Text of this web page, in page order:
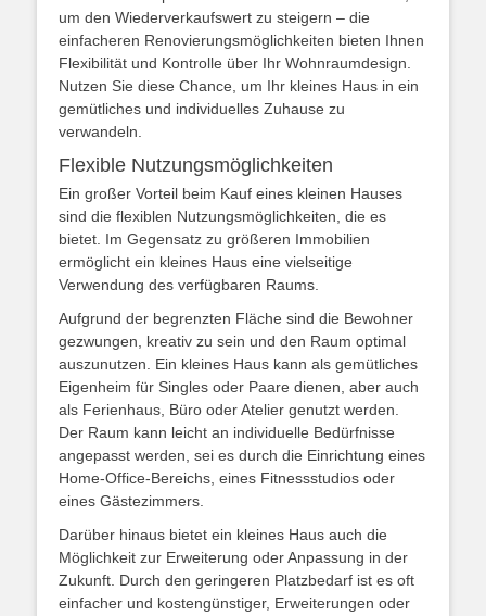
um den Wiederverkaufswert zu steigern – die
einfacheren Renovierungsmöglichkeiten bieten Ihnen
Flexibilität und Kontrolle über Ihr Wohnraumdesign.
Nutzen Sie diese Chance, um Ihr kleines Haus in ein
gemütliches und individuelles Zuhause zu
verwandeln.
Flexible Nutzungsmöglichkeiten
Ein großer Vorteil beim Kauf eines kleinen Hauses
sind die flexiblen Nutzungsmöglichkeiten, die es
bietet. Im Gegensatz zu größeren Immobilien
ermöglicht ein kleines Haus eine vielseitige
Verwendung des verfügbaren Raums.
Aufgrund der begrenzten Fläche sind die Bewohner
gezwungen, kreativ zu sein und den Raum optimal
auszunutzen. Ein kleines Haus kann als gemütliches
Eigenheim für Singles oder Paare dienen, aber auch
als Ferienhaus, Büro oder Atelier genutzt werden.
Der Raum kann leicht an individuelle Bedürfnisse
angepasst werden, sei es durch die Einrichtung eines
Home-Office-Bereichs, eines Fitnessstudios oder
eines Gästezimmers.
Darüber hinaus bietet ein kleines Haus auch die
Möglichkeit zur Erweiterung oder Anpassung in der
Zukunft. Durch den geringeren Platzbedarf ist es oft
einfacher und kostengünstiger, Erweiterungen oder